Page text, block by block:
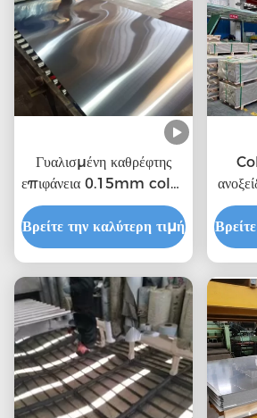
Γυαλισμένη καθρέφτης
επιφάνεια 0.15mm cold-
rolled HL φύλλο χάλυβα
Βρείτε την καλύτερη τιμή